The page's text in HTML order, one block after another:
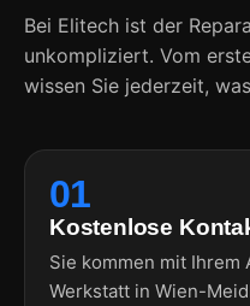
Bei Elitech ist der
unkompliziert. Vom
wissen Sie jederzeit,
01
Kostenlose
Sie kommen mit Ihrem
Werkstatt in Wien-